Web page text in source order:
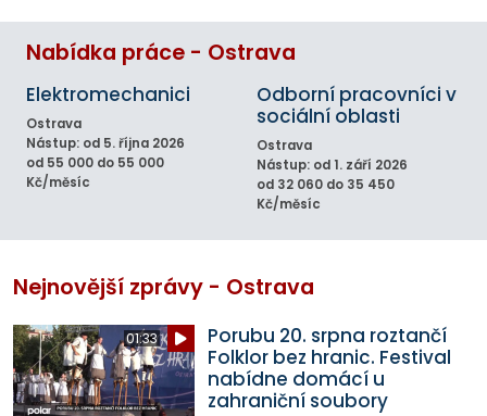
Nabídka práce - Ostrava
Elektromechanici
Ostrava
Nástup: od 5. října 2026
od 55 000 do 55 000
Kč/měsíc
Odborní pracovníci v
sociální oblasti
Ostrava
Nástup: od 1. září 2026
od 32 060 do 35 450
Kč/měsíc
Nejnovější zprávy - Ostrava
01:33
Porubu 20. srpna roztančí
Folklor bez hranic. Festival
nabídne domácí u
zahraniční soubory